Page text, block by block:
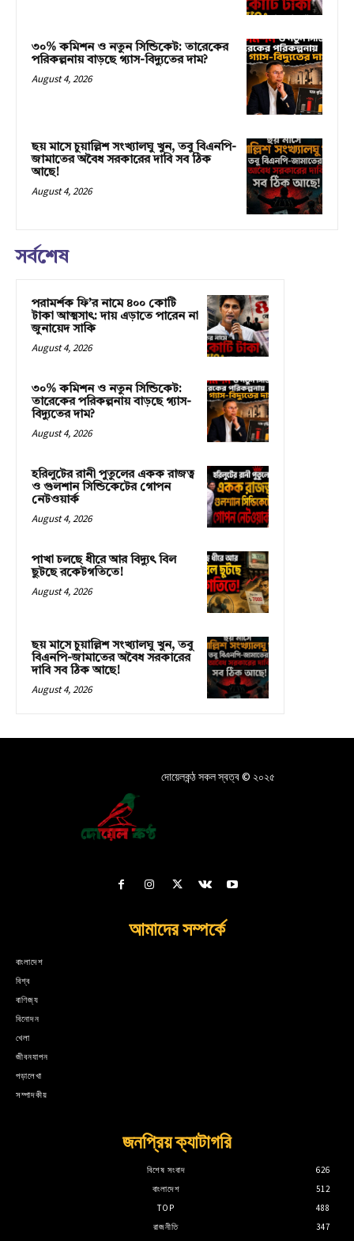
৩০% কমিশন ও নতুন সিন্ডিকেট: তারেকের
পরিকল্পনায় বাড়ছে গ্যাস-বিদ্যুতের দাম?
August 4, 2026
ছয় মাসে চুয়াল্লিশ সংখ্যালঘু খুন, তবু বিএনপি-
জামাতের অবৈধ সরকারের দাবি সব ঠিক
আছে!
August 4, 2026
সর্বশেষ
পরামর্শক ফি’র নামে ৪০০ কোটি
টাকা আত্মসাৎ: দায় এড়াতে পারেন না
জুনায়েদ সাকি
August 4, 2026
৩০% কমিশন ও নতুন সিন্ডিকেট:
তারেকের পরিকল্পনায় বাড়ছে গ্যাস-
বিদ্যুতের দাম?
August 4, 2026
হরিলুটের রানী পুতুলের একক রাজত্ব
ও গুলশান সিন্ডিকেটের গোপন
নেটওয়ার্ক
August 4, 2026
পাখা চলছে ধীরে আর বিদ্যুৎ বিল
ছুটছে রকেটগতিতে!
August 4, 2026
ছয় মাসে চুয়াল্লিশ সংখ্যালঘু খুন, তবু
বিএনপি-জামাতের অবৈধ সরকারের
দাবি সব ঠিক আছে!
August 4, 2026
দোয়েলকন্ঠ সকল স্বত্ব © ২০২৫
আমাদের সম্পর্কে
বাংলাদেশ
বিশ্ব
বাণিজ্য
বিনোদন
খেলা
জীবনযাপন
পড়ালেখা
সম্পাদকীয়
জনপ্রিয় ক্যাটাগরি
বিশেষ সংবাদ
626
বাংলাদেশ
512
TOP
488
রাজনীতি
347